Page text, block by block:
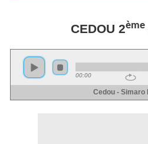
CEDOU 2ème